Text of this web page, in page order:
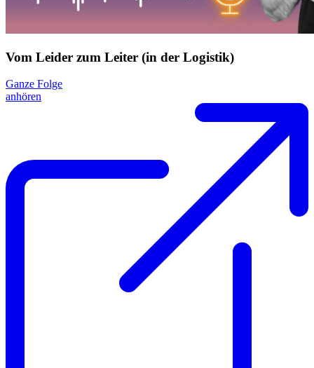
Vom Leider zum Leiter (in der Logistik)
Ganze Folge
anhören